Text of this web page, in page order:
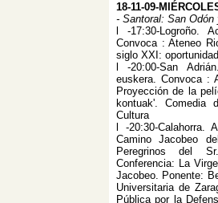
18-11-09-
- Santoral: San Odón
l -17:30-Logroño.
Convoca : Ateneo
siglo XXI:
l -20:00-San
euskera. Convoca :
Proyección de la
kontuak'.
Cultura
l -20:30-
Camino Jacobeo
Peregrinos del
Conferencia: La
Jacobeo. Ponente:
Universitaria de
Pública por la